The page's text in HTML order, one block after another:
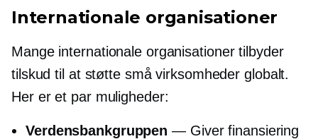
Internationale organisationer
Mange internationale organisationer tilbyder
tilskud til at støtte små virksomheder globalt.
Her er et par muligheder:
Verdensbankgruppen — Giver finansiering